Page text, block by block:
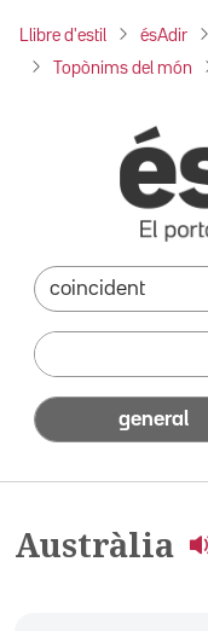
Llibre d'estil ésAdir
Topònims del món
general
Austràlia